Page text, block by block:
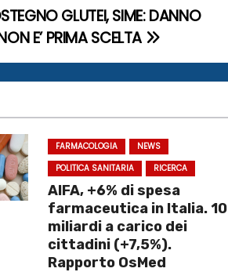
GLUTEI, SIME: DANNO
E’ PRIMA SCELTA
FARMACOLOGIA
NEWS
POLITICA SANITARIA
RICERCA
AIFA, +6% di spesa
farmaceutica in Italia. 10
miliardi a carico dei
cittadini (+7,5%).
Rapporto OsMed